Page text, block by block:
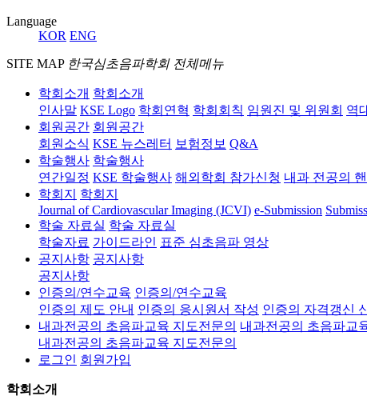
Language
KOR ENG
SITE MAP 한국심초음파학회 전체메뉴
학회소개 학회소개
인사말 KSE Logo 학회연혁 학회회칙 임원진 및 위원회 역
회원공간 회원공간
회원소식 KSE 뉴스레터 보험정보 Q&A
학술행사 학술행사
연간일정 KSE 학술행사 해외학회 참가신청 내과 전공의
학회지
학회지
Journal of Cardiovascular Imaging (JCVI) e-Submission
학술 자료실 학술 자료실
학술자료 가이드라인 표준 심초음파 영상
공지사항 공지사항
공지사항
인증의/연수교육 인증의/연수교육
인증의 제도 안내 인증의 응시원서 작성 인증의 자격갱신
내과전공의 초음파교육 지도전문의 내과전공의 초음파교
내과전공의 초음파교육 지도전문의
로그인 회원가입
학회소개